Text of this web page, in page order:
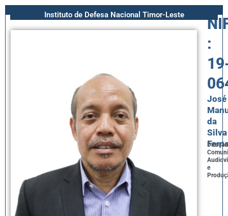
Instituto de Defesa Nacional Timor-Leste
:
José
da
Silva
Direção
e